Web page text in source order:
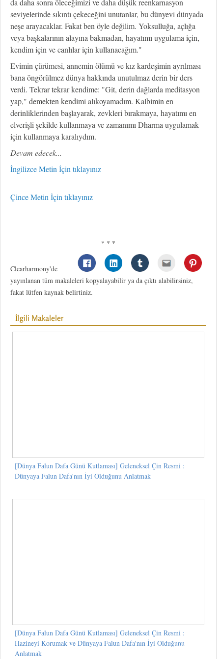
da daha sonra öleceğimizi ve daha düşük reenkarnasyon
seviyelerinde sıkıntı çekeceğini unutanlar, bu dünyevi dünyada
neşe arayacaklar. Fakat ben öyle değilim. Yoksulluğa, açlığa
veya başkalarının alayına bakmadan, hayatımı uygulama için,
kendim için ve canlılar için kullanacağım."
Evimin çürümesi, annemin ölümü ve kız kardeşimin ayrılması
bana öngörülmez dünya hakkında unutulmaz derin bir ders
verdi. Tekrar tekrar kendime: "Git, derin dağlarda meditasyon
yap," demekten kendimi alıkoyamadım. Kalbimin en
derinliklerinden başlayarak, zevkleri bırakmaya, hayatımı en
elverişli şekilde kullanmaya ve zamanımı Dharma uygulamak
için kullanmaya karalıydım.
Devam edecek...
İngilizce Metin İçin tıklayınız
Çince Metin İçin tıklayınız
* * *
Clearharmony'de
yayınlanan tüm makaleleri kopyalayabilir ya da çıktı alabilirsiniz,
fakat lütfen kaynak belirtiniz.
İlgili Makaleler
[Dünya Falun Dafa Günü Kutlaması] Geleneksel Çin Resmi :
Dünyaya Falun Dafa'nın İyi Olduğunu Anlatmak
[Dünya Falun Dafa Günü Kutlaması] Geleneksel Çin Resmi :
Hazineyi Korumak ve Dünyaya Falun Dafa'nın İyi Olduğunu
Anlatmak